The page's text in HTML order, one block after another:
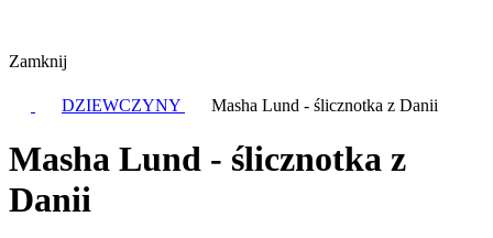
Zamknij
DZIEWCZYNY Masha Lund - ślicznotka z Danii
Masha Lund - ślicznotka z
Danii